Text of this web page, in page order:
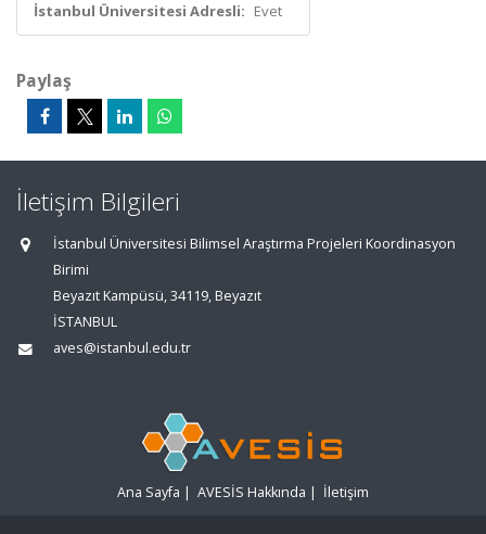
İstanbul Üniversitesi Adresli: Evet
Paylaş
İletişim Bilgileri
İstanbul Üniversitesi Bilimsel Araştırma Projeleri Koordinasyon
Birimi
Beyazıt Kampüsü, 34119, Beyazıt
İSTANBUL
aves@istanbul.edu.tr
Ana Sayfa | AVESİS Hakkında | İletişim